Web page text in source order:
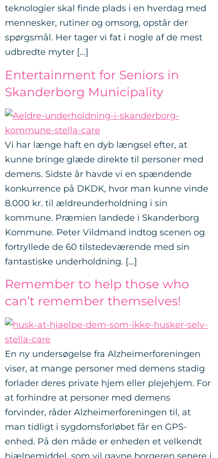
teknologier skal finde plads i en hverdag med
mennesker, rutiner og omsorg, opstår der
spørgsmål. Her tager vi fat i nogle af de mest
udbredte myter […]
Entertainment for Seniors in
Skanderborg Municipality
Vi har længe haft en dyb længsel efter, at
kunne bringe glæde direkte til personer med
demens. Sidste år havde vi en spændende
konkurrence på DKDK, hvor man kunne vinde
8.000 kr. til ældreunderholdning i sin
kommune. Præmien landede i Skanderborg
Kommune. Peter Vildmand indtog scenen og
fortryllede de 60 tilstedeværende med sin
fantastiske underholdning. […]
Remember to help those who
can’t remember themselves!
En ny undersøgelse fra Alzheimerforeningen
viser, at mange personer med demens stadig
forlader deres private hjem eller plejehjem. For
at forhindre at personer med demens
forvinder, råder Alzheimerforeningen til, at
man tidligt i sygdomsforløbet får en GPS-
enhed. På den måde er enheden et velkendt